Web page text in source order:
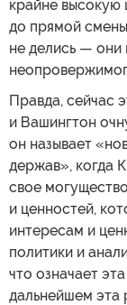
крайне высокую
до прямой
не делись — они
Правда, сейчас
и Вашингтон
он называет
держав», когда
свое
и ценностей,
интересам и
политики и
что означает
дальнейшем эта